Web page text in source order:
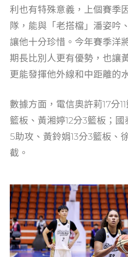
利也有特殊意義，上個賽季
隊，能與「老搭檔」潘姿吟
讓他十分珍惜。今年賽季洋
期長比別人更有優勢，也讓
更能發揮他外線和中距離的
數據方面，電信奧許莉17分
籃板、黃湘婷12分3籃板；國
5助攻、黃鈴娟13分3籃板、
截。